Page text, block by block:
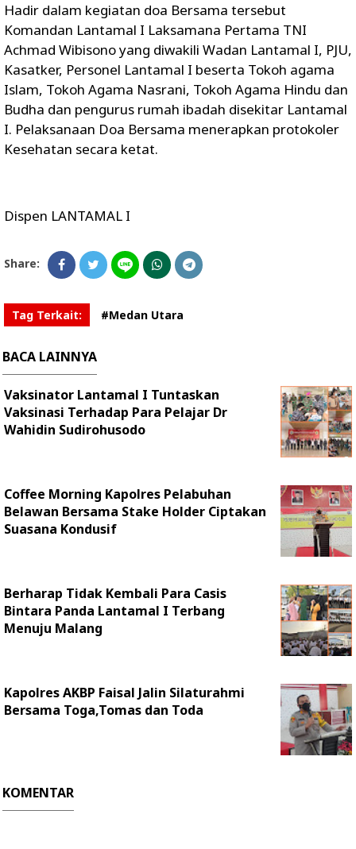
Hadir dalam kegiatan doa Bersama tersebut
Komandan Lantamal I Laksamana Pertama TNI
Achmad Wibisono yang diwakili Wadan Lantamal I, PJU,
Kasatker, Personel Lantamal I beserta Tokoh agama
Islam, Tokoh Agama Nasrani, Tokoh Agama Hindu dan
Budha dan pengurus rumah ibadah disekitar Lantamal
I. Pelaksanaan Doa Bersama menerapkan protokoler
Kesehatan secara ketat.
Dispen LANTAMAL I
Share:
Tag Terkait: #Medan Utara
BACA LAINNYA
Vaksinator Lantamal I Tuntaskan
Vaksinasi Terhadap Para Pelajar Dr
Wahidin Sudirohusodo
Coffee Morning Kapolres Pelabuhan
Belawan Bersama Stake Holder Ciptakan
Suasana Kondusif
Berharap Tidak Kembali Para Casis
Bintara Panda Lantamal I Terbang
Menuju Malang
Kapolres AKBP Faisal Jalin Silaturahmi
Bersama Toga,Tomas dan Toda
KOMENTAR